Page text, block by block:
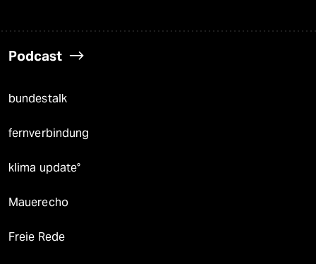
Podcast
bundestalk
fernverbindung
klima update°
Mauerecho
Freie Rede